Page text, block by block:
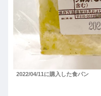
2022/04/11に購入した食パン